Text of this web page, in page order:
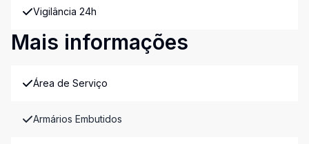
Vigilância 24h
Mais informações
Área de Serviço
Armários Embutidos